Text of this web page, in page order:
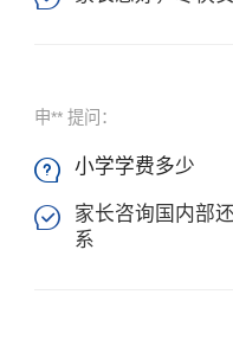
申** 提问：
 小学学费多少

家长咨询国内部
系